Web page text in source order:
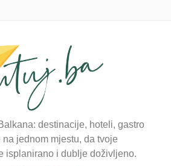
destinacije, hoteli, gastro
jednom mjestu, da tvoje
isplanirano i dublje doživljeno.